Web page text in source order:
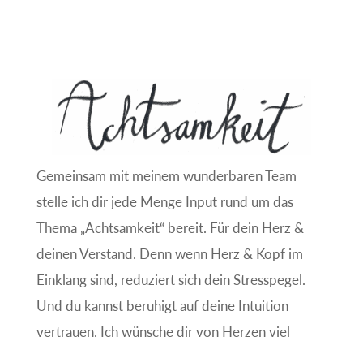
Gemeinsam mit meinem wunderbaren Team
stelle ich dir jede Menge Input rund um das
Thema „Achtsamkeit“ bereit. Für dein Herz &
deinen Verstand. Denn wenn Herz & Kopf im
Einklang sind, reduziert sich dein Stresspegel.
Und du kannst beruhigt auf deine Intuition
vertrauen. Ich wünsche dir von Herzen viel